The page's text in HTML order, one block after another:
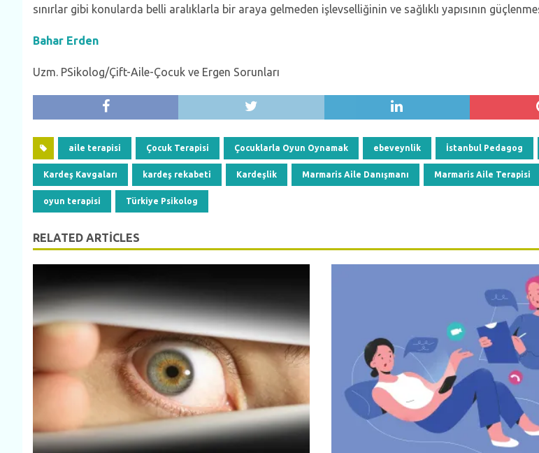
sınırlar gibi konularda belli aralıklarla bir araya gelmeden işlevselliğinin ve sağlıklı yapısının
Bahar Erden
Uzm. PSikolog/Çift-Aile-Çocuk ve Ergen Sorunları
aile terapisi Çocuk Terapisi Çocuklarla Oyun Oynamak ebeveynlik İstanbul Pedagog
Kardeş Kavgaları kardeş rekabeti Kardeşlik Marmaris Aile Danışmanı Marmaris Aile Terapisi
oyun terapisi Türkiye Psikolog
RELATED ARTICLES